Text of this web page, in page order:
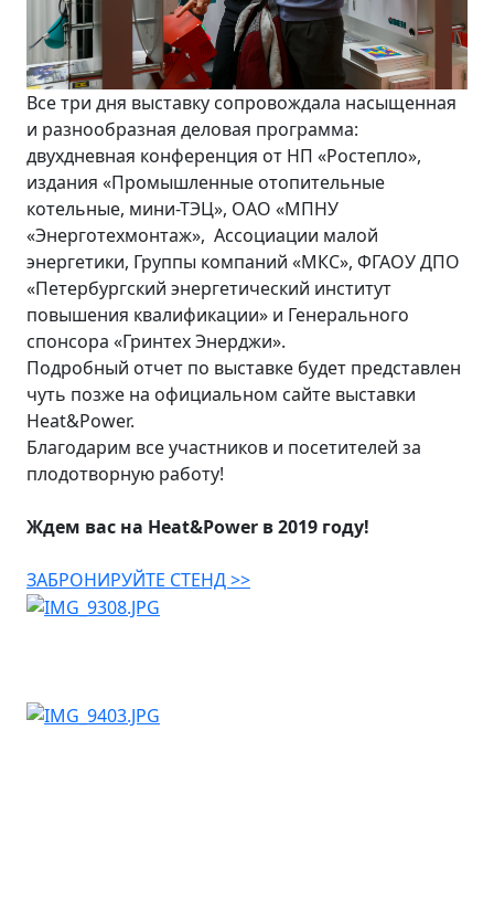
Все три дня выставку сопровождала насыщенная
и разнообразная деловая программа:
двухдневная конференция от НП «Ростепло»,
издания «Промышленные отопительные
котельные, мини-ТЭЦ», ОАО «МПНУ
«Энерготехмонтаж», Ассоциации малой
энергетики, Группы компаний «МКС», ФГАОУ ДПО
«Петербургский энергетический институт
повышения квалификации» и Генерального
спонсора «Гринтех Энерджи».
Подробный отчет по выставке будет представлен
чуть позже на официальном сайте выставки
Heat&Power.
Благодарим все участников и посетителей за
плодотворную работу!
Ждем вас на Heat&Power в 2019 году!
ЗАБРОНИРУЙТЕ СТЕНД >>